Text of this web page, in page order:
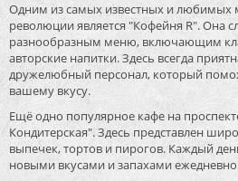
Одним из самых известных и любимых
революции является "Кофейня R". Она
разнообразным меню, включающим
авторские напитки. Здесь всегда
дружелюбный персонал, который
вашему вкусу.
Ещё одно популярное кафе на
Кондитерская". Здесь представлен
выпечек, тортов и пирогов. Каждый
новыми вкусами и запахами